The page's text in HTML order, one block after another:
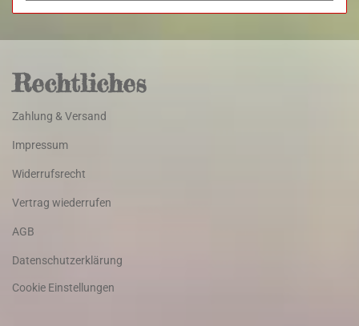
Rechtliches
Zahlung & Versand
Impressum
Widerrufsrecht
Vertrag wiederrufen
AGB
Datenschutzerklärung
Cookie Einstellungen